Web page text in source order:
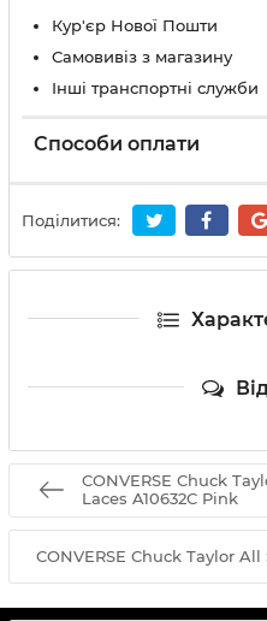
Кур'єр Нової Пошти
Самовивіз з магазину
Інші транспортні служби
Способи оплати
Поділитися:
CONVERSE Chuck
Laces A10632C Pink
CONVERSE Chuck Taylor All